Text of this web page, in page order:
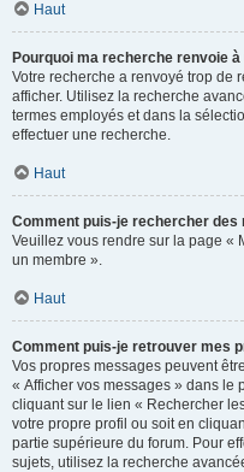
Haut
Pourquoi ma recherche renvoie
Votre recherche a renvoyé trop de
afficher. Utilisez la recherche
termes employés et dans la
effectuer une recherche.
Haut
Comment puis-je rechercher des
Veuillez vous rendre sur la page «
un membre ».
Haut
Comment puis-je retrouver mes
Vos propres messages peuvent
« Afficher vos messages » dans le
cliquant sur le lien « Rechercher
votre propre profil ou soit en
partie supérieure du forum. Pour
sujets, utilisez la recherche